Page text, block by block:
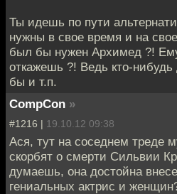
Ты идешь по пути
нужны в свое время и на
был бы нужен Архимед ?!
откажешь ?! Ведь кто-нибудь
бы и т.п.
CompCon »
#1216 | 19.10.12 09:38
Ася, тут на соседнем треде
скорбят о смерти Сильвии
думаешь, она достойна
гениальных актрис и